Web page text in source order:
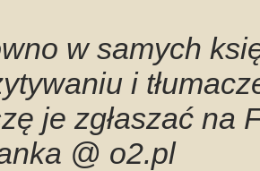
w samych
i
je zgłaszać na
@ o2.pl